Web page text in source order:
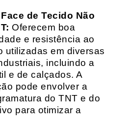
de Tecido Não
Oferecem boa
e resistência ao
utilizadas em diversas
incluindo a
e de calçados. A
pode envolver a
do TNT e do
para otimizar a